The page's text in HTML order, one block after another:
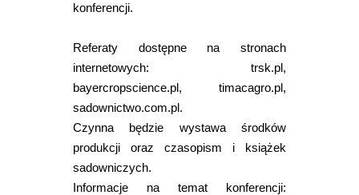
konferencji.
Referaty dostępne na stronach
internetowych: trsk.pl,
bayercropscience.pl, timacagro.pl,
sadownictwo.com.pl.
Czynna będzie wystawa środków
produkcji oraz czasopism i książek
sadowniczych.
Informacje na temat konferencji: